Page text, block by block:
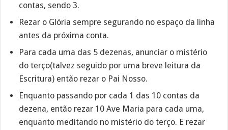
contas, sendo 3.
Rezar o Glória sempre segurando no espaço da linha
antes da próxima conta.
Para cada uma das 5 dezenas, anunciar o mistério
do terço(talvez seguido por uma breve leitura da
Escritura) então rezar o Pai Nosso.
Enquanto passando por cada 1 das 10 contas da
dezena, então rezar 10 Ave Maria para cada uma,
enquanto meditando no mistério do terço. E rezar